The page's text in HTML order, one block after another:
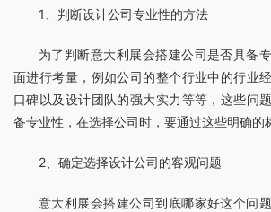
1、判断设计公司专业性的方法
为了判断意大利展会搭建公司是否具备
面进行考量，例如公司的整个行业中的行业
口碑以及设计团队的强大实力等等，这些问
备专业性，在选择公司时，要通过这些明确的
2、确定选择设计公司的客观问题
意大利展会搭建公司到底哪家好这个问